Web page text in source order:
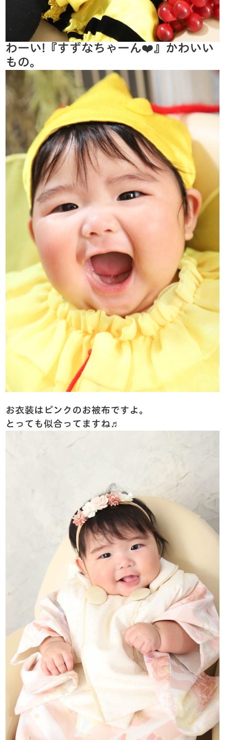
わーい!『すずなちゃーん❤️』かわいい
もの。
お衣装はピンクのお被布ですよ。
とっても似合ってますね♬